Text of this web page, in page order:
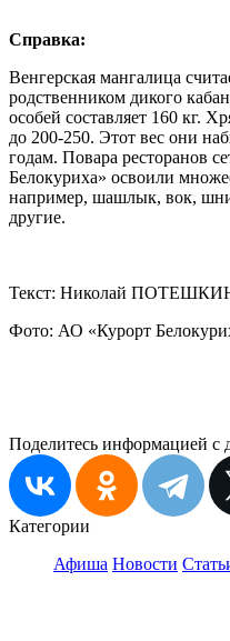
Справка:
Венгерская мангалица
родственником дикого
особей составляет 160 кг.
до 200-250. Этот вес они
годам. Повара ресторанов
Белокуриха» освоили
например, шашлык, вок,
другие.
Текст: Николай
Фото: АО «Курорт
Поделитесь информацией с
Категории
Афиша Новости